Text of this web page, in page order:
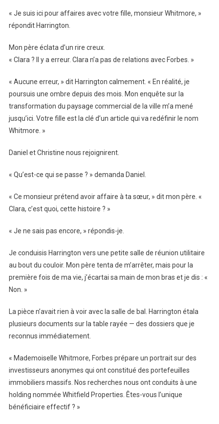
« Je suis ici pour affaires avec votre fille, monsieur Whitmore, »
répondit Harrington.
Mon père éclata d’un rire creux.
« Clara ? Il y a erreur. Clara n’a pas de relations avec Forbes. »
« Aucune erreur, » dit Harrington calmement. « En réalité, je
poursuis une ombre depuis des mois. Mon enquête sur la
transformation du paysage commercial de la ville m’a mené
jusqu’ici. Votre fille est la clé d’un article qui va redéfinir le nom
Whitmore. »
Daniel et Christine nous rejoignirent.
« Qu’est-ce qui se passe ? » demanda Daniel.
« Ce monsieur prétend avoir affaire à ta sœur, » dit mon père. «
Clara, c’est quoi, cette histoire ? »
« Je ne sais pas encore, » répondis-je.
Je conduisis Harrington vers une petite salle de réunion utilitaire
au bout du couloir. Mon père tenta de m’arrêter, mais pour la
première fois de ma vie, j’écartai sa main de mon bras et je dis : «
Non. »
La pièce n’avait rien à voir avec la salle de bal. Harrington étala
plusieurs documents sur la table rayée — des dossiers que je
reconnus immédiatement.
« Mademoiselle Whitmore, Forbes prépare un portrait sur des
investisseurs anonymes qui ont constitué des portefeuilles
immobiliers massifs. Nos recherches nous ont conduits à une
holding nommée Whitfield Properties. Êtes-vous l’unique
bénéficiaire effectif ? »